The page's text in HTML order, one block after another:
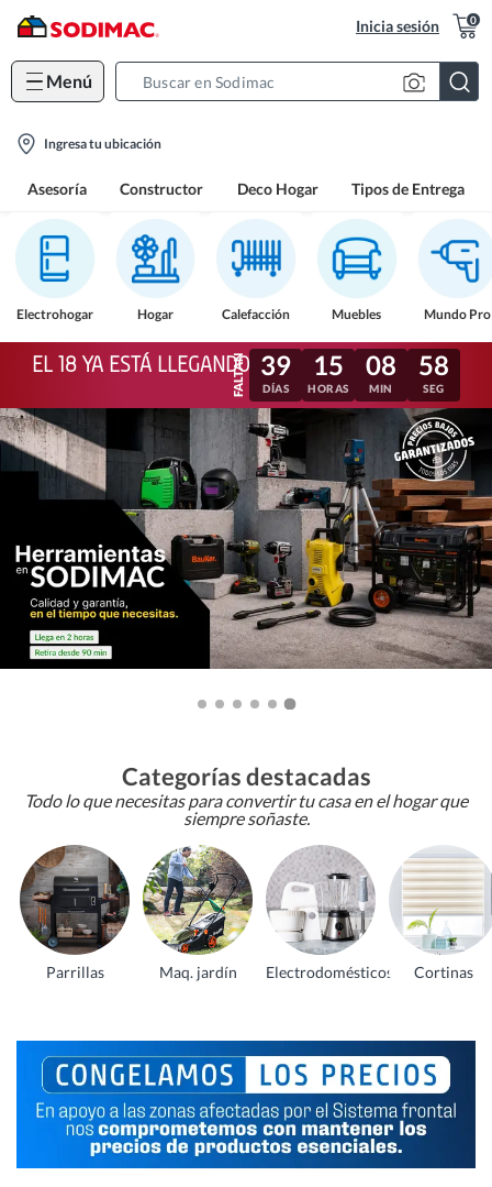
Inicia sesión 0
Menú
location-
Ingresa tu ubicación
Asesoría Constructor Deco Hogar Tipos de Entrega
Electrohogar Hogar Calefacción Muebles Mundo Pro
EL 18 YA ESTÁ LLEGANDO 39
DÍAS
15
HORAS
08
MIN
55
SEG
Categorías destacadas
Todo lo que necesitas para convertir tu casa en el hogar que
siempre soñaste.
Parrillas Maq. jardín Electrodomésticos Cortinas